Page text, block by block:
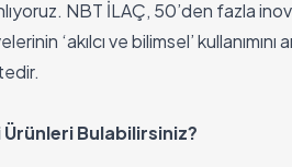
NBT İLAÇ, 50’den fazla
‘akılcı ve bilimsel’
Ürünleri Bulabilirsiniz?